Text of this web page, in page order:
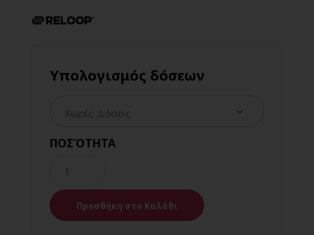
Υπολογισμός δόσεων
ΠΟΣΌΤΗΤΑ